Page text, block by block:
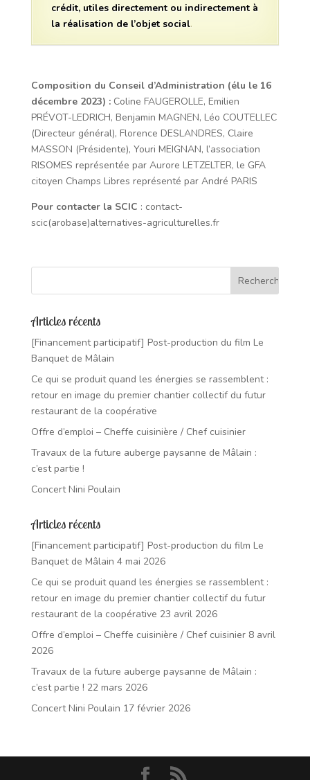
crédit, utiles directement ou indirectement à
la réalisation de l’objet social.
Composition du Conseil d’Administration (élu le 16
décembre 2023) : Coline FAUGEROLLE, Emilien
PRÉVOT-LEDRICH, Benjamin MAGNEN, Léo COUTELLEC
(Directeur général), Florence DESLANDRES, Claire
MASSON (Présidente), Youri MEIGNAN, l’association
RISOMES représentée par Aurore LETZELTER, le GFA
citoyen Champs Libres représenté par André PARIS
Pour contacter la SCIC : contact-
scic(arobase)alternatives-agriculturelles.fr
Articles récents
[Financement participatif] Post-production du film Le
Banquet de Mâlain
Ce qui se produit quand les énergies se rassemblent :
retour en image du premier chantier collectif du futur
restaurant de la coopérative
Offre d’emploi – Cheffe cuisinière / Chef cuisinier
Travaux de la future auberge paysanne de Mâlain :
c’est partie !
Concert Nini Poulain
Articles récents
[Financement participatif] Post-production du film Le
Banquet de Mâlain 4 mai 2026
Ce qui se produit quand les énergies se rassemblent :
retour en image du premier chantier collectif du futur
restaurant de la coopérative 23 avril 2026
Offre d’emploi – Cheffe cuisinière / Chef cuisinier 8 avril
2026
Travaux de la future auberge paysanne de Mâlain :
c’est partie ! 22 mars 2026
Concert Nini Poulain 17 février 2026